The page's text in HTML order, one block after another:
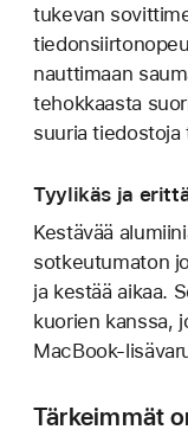
tukevan
nauttimaan
tehokkaasta
suuria tiedostoja
Tyylikäs ja
Kestävää
sotkeutumaton
ja kestää aikaa.
kuorien kanssa,
MacBook-
Tärkeimmät